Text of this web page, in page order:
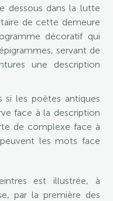
dessous dans la lutte
de cette demeure
décoratif qui
servant de
une description
les poètes antiques
face à la description
de complexe face à
les mots face
est illustrée, à
par la première des